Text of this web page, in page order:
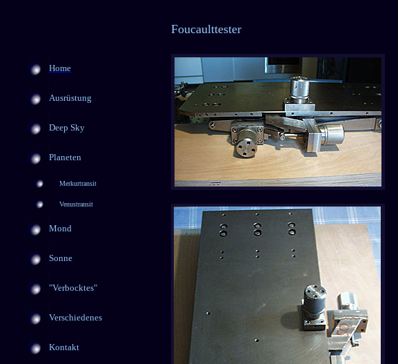
Foucaulttester
Home
Ausrüstung
Deep Sky
Planeten
Merkurtransit
Venustransit
Mond
Sonne
"Verbocktes"
Verschiedenes
Kontakt